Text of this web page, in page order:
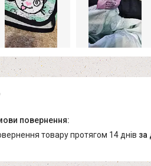
товару протягом 14 днів за